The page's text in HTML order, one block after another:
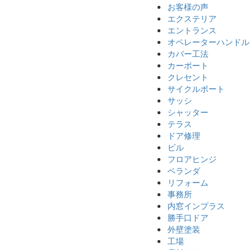
お客様の声
エクステリア
エントランス
オペレーターハンドル
カバー工法
カーポート
クレセント
サイクルポート
サッシ
シャッター
テラス
ドア修理
ビル
フロアヒンジ
ベランダ
リフォーム
事務所
内窓インプラス
勝手口ドア
外壁塗装
工場